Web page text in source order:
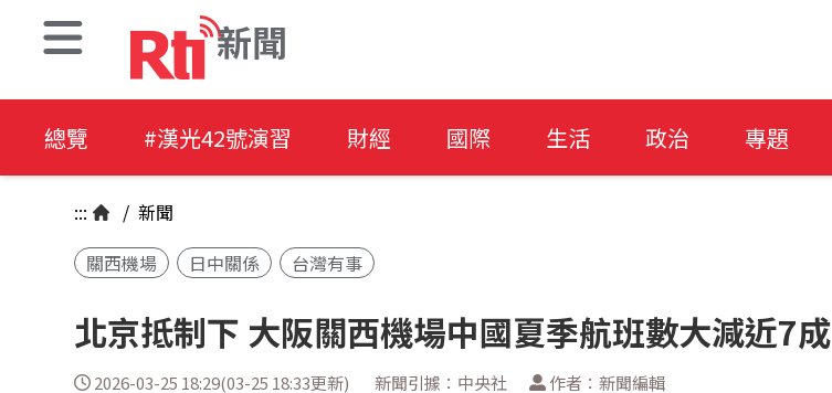
新聞
總覽 #漢光42號演習 財經 國際 生活 政治 專題
::: / 新聞
關西機場
日中關係 台灣有事
北京抵制下 大阪關西機場中國夏季航班數大減近7成
2026-03-25 18:29(03-25 18:33更新) 新聞引據：中央社 作者：新聞編輯